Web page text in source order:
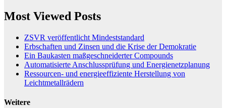
Most Viewed Posts
ZSVR veröffentlicht Mindeststandard
Erbschaften und Zinsen und die Krise der Demokratie
Ein Baukasten maßgeschneiderter Compounds
Automatisierte Anschlussprüfung und Energienetzplanung
Ressourcen- und energieeffiziente Herstellung von
Leichtmetallrädern
Weitere